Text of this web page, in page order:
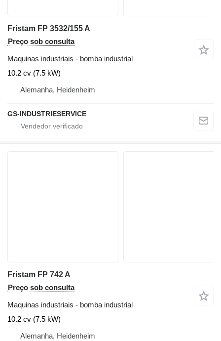
Fristam FP 3532/155 A
Preço sob consulta
Maquinas industriais - bomba industrial
10.2 cv (7.5 kW)
Alemanha, Heidenheim
GS-INDUSTRIESERVICE
Fristam FP 742 A
Preço sob consulta
Maquinas industriais - bomba industrial
10.2 cv (7.5 kW)
Alemanha, Heidenheim